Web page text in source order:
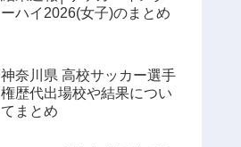
ーハイ2026(女子)のまとめ
神奈川県 高校サッカー選手
権歴代出場校や結果につい
てまとめ